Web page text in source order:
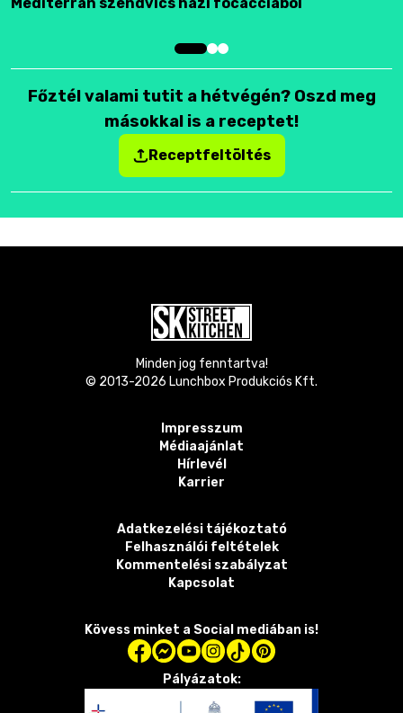
Főztél valami tutit a hétvégén? Oszd meg
másokkal is a receptet!
Receptfeltöltés
Minden jog fenntartva!
© 2013-2026 Lunchbox Produkciós Kft.
Impresszum
Médiaajánlat
Hírlevél
Karrier
Adatkezelési tájékoztató
Felhasználói feltételek
Kommentelési szabályzat
Kapcsolat
Kövess minket a Social mediában is!
Pályázatok: